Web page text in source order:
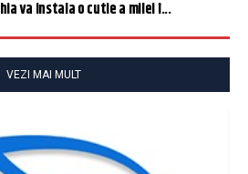
va instala o cutie a milei î...
VEZI MAI MULT